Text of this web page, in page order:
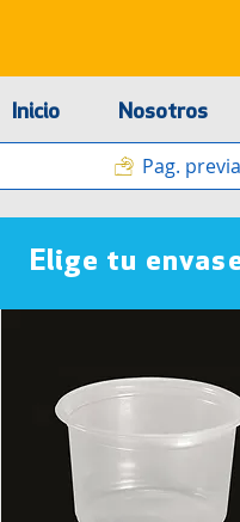
Inicio Nosotros
Pag. previa
Elige tu